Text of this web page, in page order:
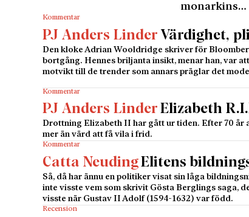
monarkins…
Kommentar
PJ Anders Linder Värdighet,
Den kloke Adrian Wooldridge skriver för
bortgång. Hennes briljanta insikt, menar han, var
motvikt till de trender som annars präglar det
Kommentar
PJ Anders Linder Elizabeth
Drottning Elizabeth II har gått ur tiden. Efter 70
mer än värd att få vila i frid.
Kommentar
Catta NeudingElitens
Så, då har ännu en politiker visat sin låga
inte visste vem som skrivit Gösta Berglings saga,
visste när Gustav II Adolf (1594-1632) var född.
Recension